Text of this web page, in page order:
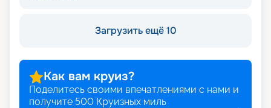
Загрузить ещё 10
Как вам круиз?
Поделитесь своими впечатлениями с нами и
получите 500 Круизных миль